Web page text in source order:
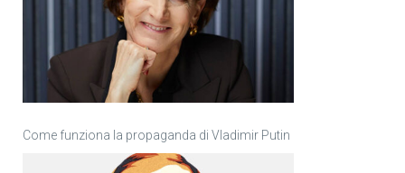
Come funziona la propaganda di Vladimir Putin